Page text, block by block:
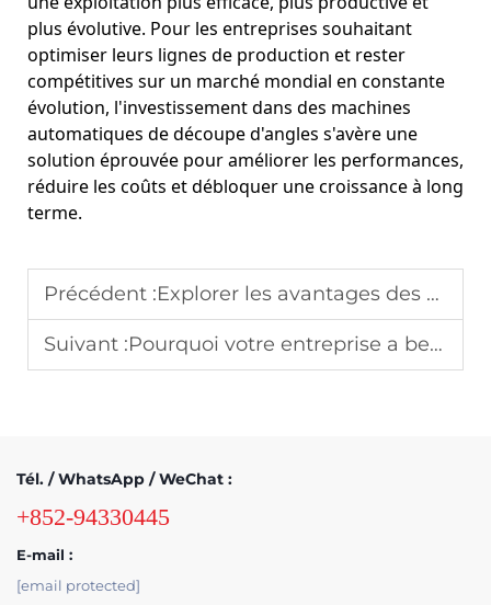
plus évolutive. Pour les entreprises souhaitant
optimiser leurs lignes de production et rester
compétitives sur un marché mondial en constante
évolution, l'investissement dans des machines
automatiques de découpe d'angles s'avère une
solution éprouvée pour améliorer les performances,
réduire les coûts et débloquer une croissance à long
terme.
Précédent :Explorer les avantages des machines d'emballage intelligentes de coupe d'angle
Suivant :Pourquoi votre entreprise a besoin d'un filmeuse automatique pour rester compétitive
Tél. / WhatsApp / WeChat :
+852-94330445
E-mail :
[email protected]